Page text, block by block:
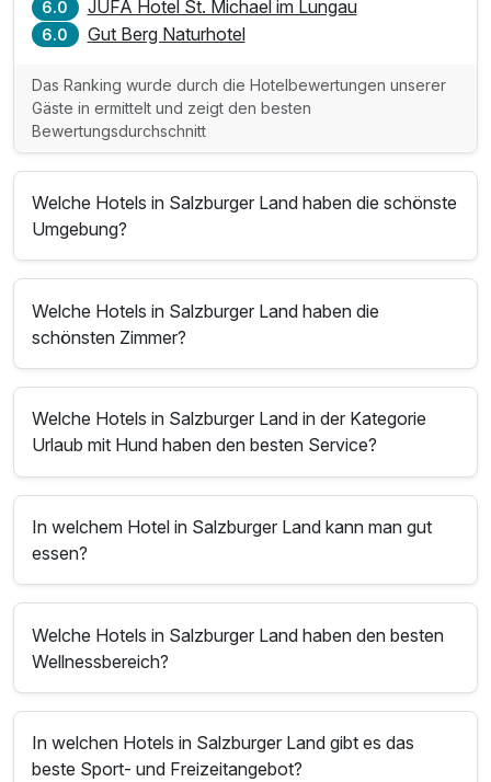
6.0 JUFA Hotel St. Michael im Lungau
6.0 Gut Berg Naturhotel
Das Ranking wurde durch die Hotelbewertungen unserer
Gäste in ermittelt und zeigt den besten
Bewertungsdurchschnitt
Welche Hotels in Salzburger Land haben die schönste
Umgebung?
Welche Hotels in Salzburger Land haben die
schönsten Zimmer?
Welche Hotels in Salzburger Land in der Kategorie
Urlaub mit Hund haben den besten Service?
In welchem Hotel in Salzburger Land kann man gut
essen?
Welche Hotels in Salzburger Land haben den besten
Wellnessbereich?
In welchen Hotels in Salzburger Land gibt es das
beste Sport- und Freizeitangebot?